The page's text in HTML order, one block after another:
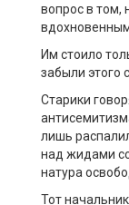
вопрос в том,
Им стоило
забыли этого
Старики
лишь
над жидами
натура
Тот